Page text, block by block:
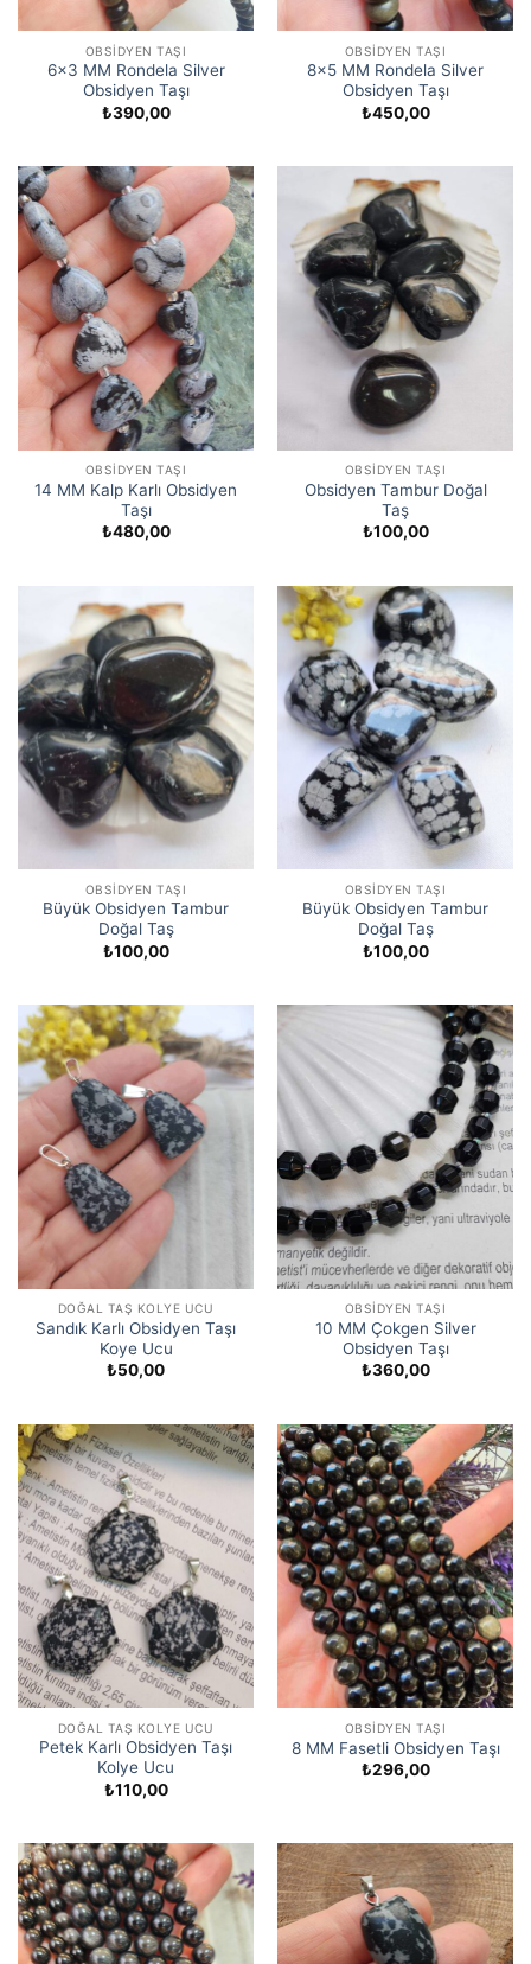
OBSIDYEN TAŞI
6×3 MM Rondela Silver
Obsidyen Taşı
₺390,00
OBSIDYEN TAŞI
8×5 MM Rondela Silver
Obsidyen Taşı
₺450,00
OBSIDYEN TAŞI
14 MM Kalp Karlı Obsidyen
Taşı
₺480,00
OBSIDYEN TAŞI
Obsidyen Tambur Doğal
Taş
₺100,00
OBSIDYEN TAŞI
Büyük Obsidyen Tambur
Doğal Taş
₺100,00
OBSIDYEN TAŞI
Büyük Obsidyen Tambur
Doğal Taş
₺100,00
DOĞAL TAŞ KOLYE UCU
Sandık Karlı Obsidyen Taşı
Koye Ucu
₺50,00
OBSIDYEN TAŞI
10 MM Çokgen Silver
Obsidyen Taşı
₺360,00
DOĞAL TAŞ KOLYE UCU
Petek Karlı Obsidyen Taşı
Kolye Ucu
₺110,00
OBSIDYEN TAŞI
8 MM Fasetli Obsidyen Taşı
₺296,00